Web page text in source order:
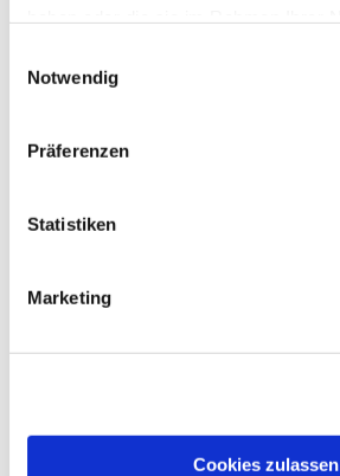
Notwendig
Präferenzen
Statistiken
Marketing
Cookies zulassen
Die Kita